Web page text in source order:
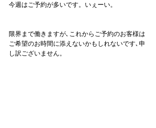
今週はご予約が多いです。いぇーい。
限界まで働きますが､これからご予約のお客様は
ご希望のお時間に添えないかもしれないです､申
し訳ございません。